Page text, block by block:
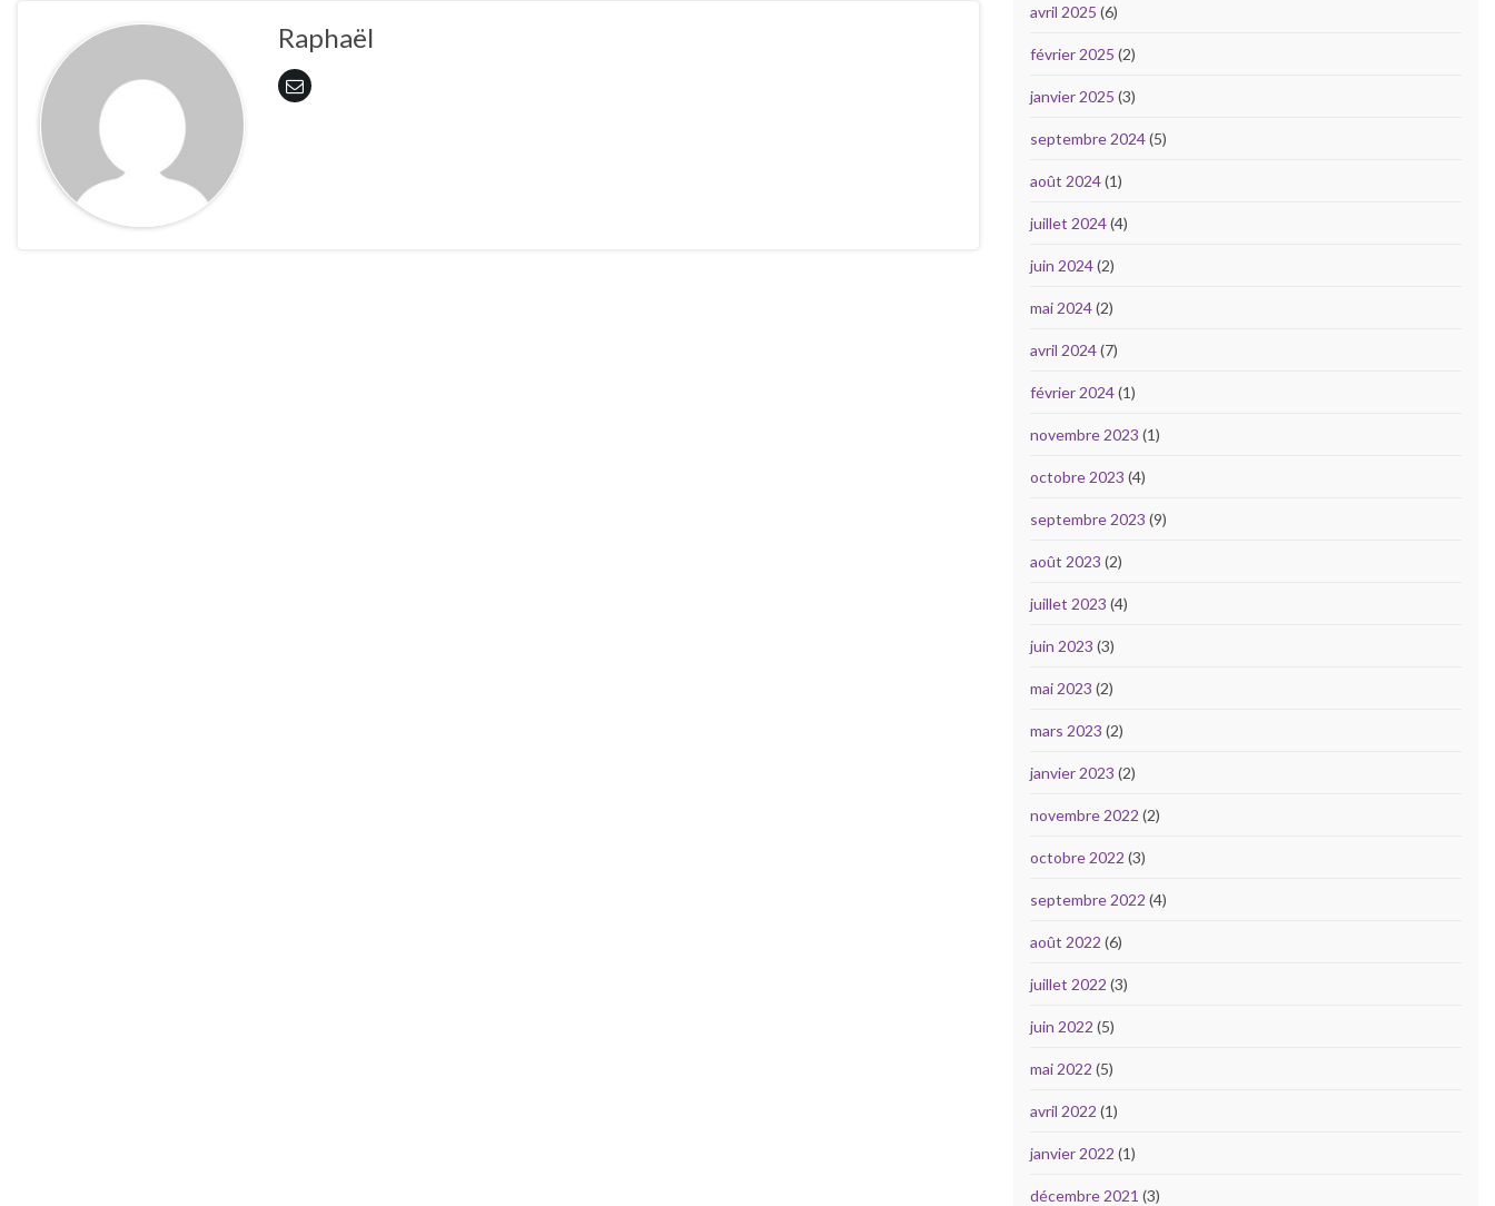
Raphaël
avril 2025 (6)
février 2025 (2)
janvier 2025 (3)
septembre 2024(5)
août 2024(1)
juillet 2024(4)
juin 2024(2)
mai 2024(2)
avril 2024(7)
février 2024(1)
novembre 2023 (1)
octobre 2023 (4)
septembre 2023 (9)
août 2023 (2)
juillet 2023 (4)
juin 2023 (3)
mai 2023 (2)
mars 2023 (2)
janvier 2023 (2)
novembre 2022 (2)
octobre 2022 (3)
septembre 2022 (4)
août 2022 (6)
juillet 2022 (3)
juin 2022 (5)
mai 2022 (5)
avril 2022 (1)
janvier 2022 (1)
décembre 2021 (3)